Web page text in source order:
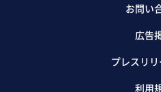
お問い
広告
プレスリ
利用